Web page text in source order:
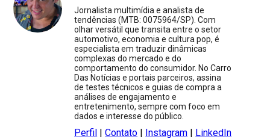
Jornalista multimídia e analista de
tendências (MTB: 0075964/SP). Com
olhar versátil que transita entre o setor
automotivo, economia e cultura pop, é
especialista em traduzir dinâmicas
complexas do mercado e do
comportamento do consumidor. No Carro
Das Notícias e portais parceiros, assina
de testes técnicos e guias de compra a
análises de engajamento e
entretenimento, sempre com foco em
dados e interesse do público.
Perfil |Contato | Instagram | LinkedIn